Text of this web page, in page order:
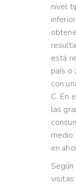
nivel
está
país o
con
C. En
las
en
visitas